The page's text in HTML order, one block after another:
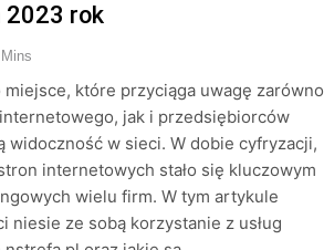
2023 rok
które przyciąga uwagę zarówno
jak i przedsiębiorców
widoczność w sieci. W dobie cyfryzacji,
internetowych stało się kluczowym
wielu firm. W tym artykule
niesie ze sobą korzystanie z usług